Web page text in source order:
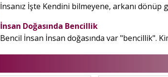
İnsanız İşte Kendini bilmeyene, arkanı dönüp
İnsan Doğasında Bencillik
Bencil İnsan İnsan doğasında var "bencillik".